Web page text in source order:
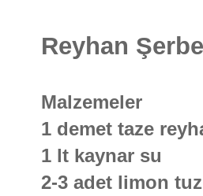
Reyhan
Malzemeler
1 demet taze
1 lt kaynar su
2-3 adet limon